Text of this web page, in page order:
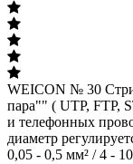
WEICON № 30
пара"" ( UTP, FTP,
и телефонных
диаметр
0,05 - 0,5 мм² / 4 -